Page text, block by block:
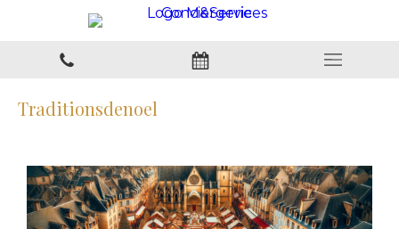
Traditionsdenoel